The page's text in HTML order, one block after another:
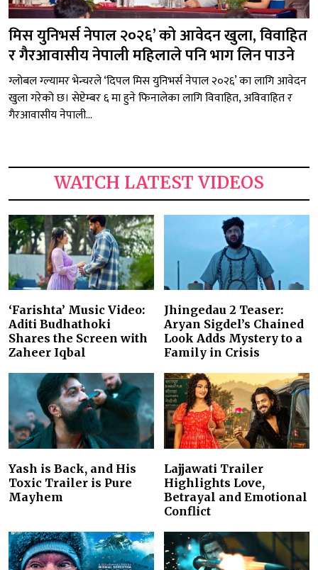
मिस युनिभर्स नेपाल २०२६’ को आवेदन खुला, विवाहित
र गैरआवासीय नेपाली महिलाले पनि भाग लिन पाउने
ग्लोबल ग्ल्यामर भेन्चरले ‘दिपल मिस युनिभर्स नेपाल २०२६’ का लागि आवेदन
खुला गरेको छ। सेप्टेम्बर ६ मा हुने फिनालेका लागि विवाहित, अविवाहित र
गैरआवासीय नेपाली...
WATCH LATEST VIDEOS
‘Farishta’ Music Video:
Aditi Budhathoki
Shares the Screen with
Zaheer Iqbal
Jhingedau 2 Teaser:
Aryan Sigdel’s Chained
Look Adds Mystery to a
Family in Crisis
Yash is Back, and His
Toxic Trailer is Pure
Mayhem
Lajjawati Trailer
Highlights Love,
Betrayal and Emotional
Conflict